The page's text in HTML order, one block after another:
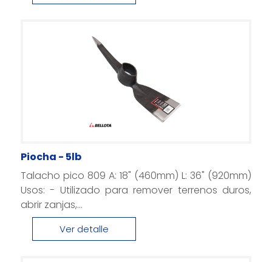
Piocha - 5lb
Talacho pico 809 A: 18" (460mm) L: 36" (920mm)
Usos: - Utilizado para remover terrenos duros,
abrir zanjas,...
Ver detalle